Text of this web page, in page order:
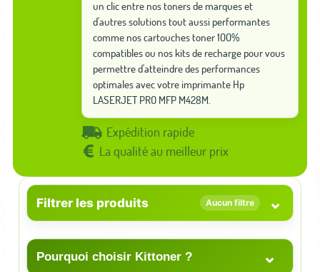
un clic entre nos toners de marques et
d'autres solutions tout aussi performantes
comme nos cartouches toner 100%
compatibles ou nos kits de recharge pour vous
permettre d'atteindre des performances
optimales avec votre imprimante Hp
LASERJET PRO MFP M428M.
Expédition rapide
La qualité au meilleur prix
Filtrer les produits Aucun filtre ⌄
Pourquoi choisir Kittoner ? ⌄